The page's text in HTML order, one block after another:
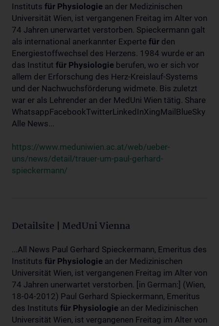
Instituts für Physiologie an der Medizinischen
Universität Wien, ist vergangenen Freitag im Alter von
74 Jahren unerwartet verstorben. Spieckermann galt
als international anerkannter Experte für den
Energiestoffwechsel des Herzens. 1984 wurde er an
das Institut für Physiologie berufen, wo er sich vor
allem der Erforschung des Herz-Kreislauf-Systems
und der Nachwuchsförderung widmete. Bis zuletzt
war er als Lehrender an der MedUni Wien tätig. Share
WhatsappFacebookTwitterLinkedInXingMailBlueSky
Alle News...
https://www.meduniwien.ac.at/web/ueber-
uns/news/detail/trauer-um-paul-gerhard-
spieckermann/
Detailsite | MedUni Vienna
...All News Paul Gerhard Spieckermann, Emeritus des
Instituts für Physiologie an der Medizinischen
Universität Wien, ist vergangenen Freitag im Alter von
74 Jahren unerwartet verstorben. [in German:] (Wien,
18-04-2012) Paul Gerhard Spieckermann, Emeritus
des Instituts für Physiologie an der Medizinischen
Universität Wien, ist vergangenen Freitag im Alter von